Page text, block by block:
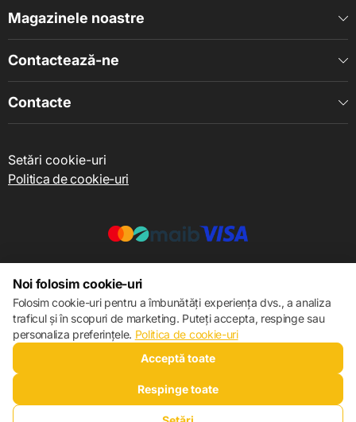
Magazinele noastre
Contactează-ne
Contacte
Setări cookie-uri
Politica de cookie-uri
Noi folosim cookie-uri
Folosim cookie-uri pentru a îmbunătăți experiența dvs., a analiza
traficul și în scopuri de marketing. Puteți accepta, respinge sau
personaliza preferințele. Politica de cookie-uri
Acceptă toate
Respinge toate